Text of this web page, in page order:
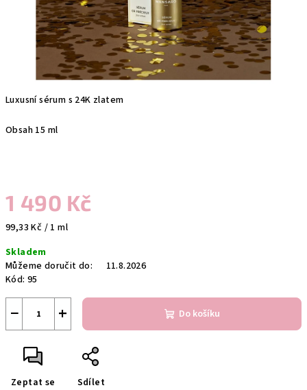
Luxusní sérum s 24K zlatem
Obsah 15 ml
1 490 Kč
Měrná
99,33 Kč / 1 ml
Skladem
Můžeme doručit do:
11.8.2026
Kód: 95
+
− Do košíku
Zeptat se Sdílet